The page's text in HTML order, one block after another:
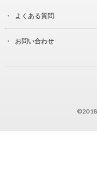
よくある質問
お問い合わせ
©2018